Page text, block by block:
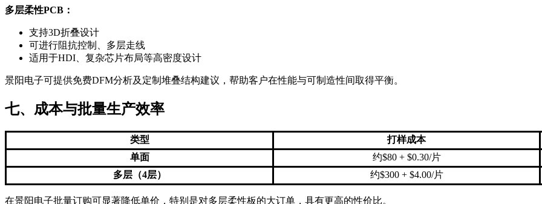
多层柔性PCB：
支持3D折叠设计
可进行阻抗控制、多层走线
适用于HDI、复杂芯片布局等高密度设计
景阳电子可提供免费DFM分析及定制堆叠结构建议，帮助客户在性能与可制造性间取得平衡。
七、成本与批量生产效率
类型 打样成本
单面
约$80 + $0.30/片
多层（4层）
约$300 + $4.00/片
在景阳电子批量订购可显著降低单价，特别是对多层柔性板的大订单，具有更高的性价比。